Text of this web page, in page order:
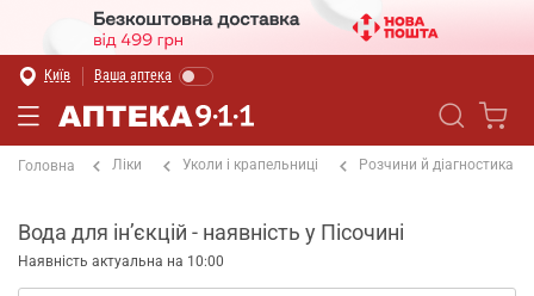
Київ Ваша аптека
Головна Ліки Уколи і крапельниці Розчини й діагностика
Вода для інʼєкцій - наявність у Пісочині
Наявність актуальна на 10:00